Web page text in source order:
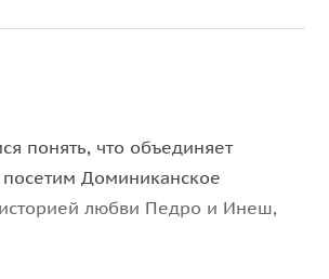
понять, что объединяет
посетим Доминиканское
историей любви Педро и Инеш,